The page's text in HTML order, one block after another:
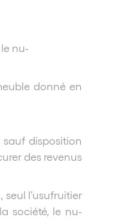
nu-
donné en
sauf disposition
des revenus
l’usufruitier
société, le nu-